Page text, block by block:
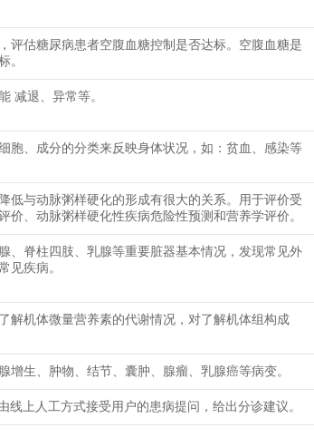
评估糖尿病患者空腹血糖控制是否达标。空腹血糖是
。
减退、异常等。
胞、成分的分类来反映身体状况，如：贫血、感染等
低与动脉粥样硬化的形成有很大的关系。用于评价受
价、动脉粥样硬化性疾病危险性预测和营养学评价。
、脊柱四肢、乳腺等重要脏器基本情况，发现常见外
见疾病。
解机体微量营养素的代谢情况，对了解机体组构成
增生、肿物、结节、囊肿、腺瘤、乳腺癌等病变。
线上人工方式接受用户的患病提问，给出分诊建议。